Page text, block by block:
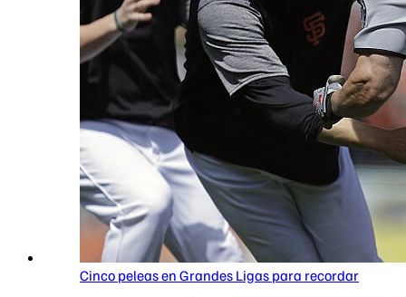
Cinco peleas en Grandes Ligas para recordar